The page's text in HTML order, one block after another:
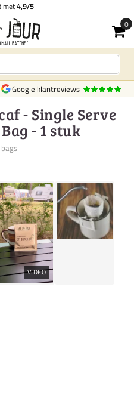
Google klantreviews
- Single Serve
- 1 stuk
VIDEO